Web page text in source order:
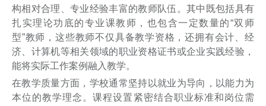
构相对合理、专业经验丰富的教师队伍。其中既包括具有
扎实理论功底的专业课教师，也包含一定数量的“双师
型”教师，这些教师不仅具备教学资格，还拥有会计、经
济、计算机等相关领域的职业资格证书或企业实践经验，
能将实际工作案例融入教学。
在教学质量方面，学校通常坚持以就业为导向，以能力为
本位的教学理念。课程设置紧密结合职业标准和岗位需